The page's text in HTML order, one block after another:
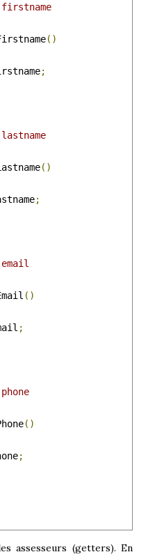
()
;
()
;
()
;
()
;
assesseurs (getters). En